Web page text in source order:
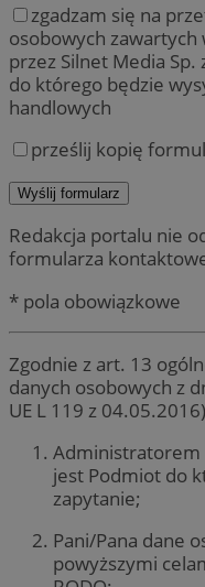
zgadzam się na
osobowych
przez Silnet Media
do którego będzie
handlowych
prześlij kopię
Redakcja portalu nie
formularza
* pola obowiązkowe
Zgodnie z art. 13
danych osobowych z
UE L 119 z
Administratorem
jest Podmiot do
zapytanie;
Pani/Pana dane
powyższymi